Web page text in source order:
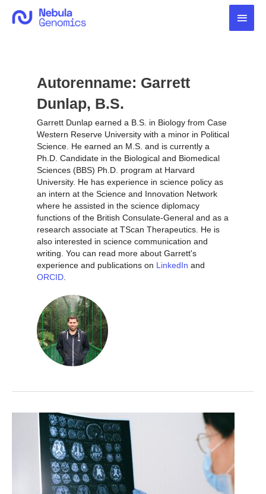
Inhalt
Autorenname: Garrett
Dunlap, B.S.
Garrett Dunlap earned a B.S. in Biology from Case
Western Reserve University with a minor in Political
Science. He earned an M.S. and is currently a
Ph.D. Candidate in the Biological and Biomedical
Sciences (BBS) Ph.D. program at Harvard
University. He has experience in science policy as
an intern at the Science and Innovation Network
where he assisted in the science diplomacy
functions of the British Consulate-General and as a
research associate at TScan Therapeutics. He is
also interested in science communication and
writing. You can read more about Garrett's
experience and publications on LinkedIn and
ORCID